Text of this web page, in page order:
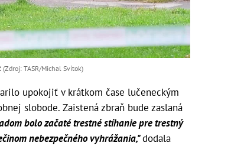
TASR/Michal Svítok)
upokojiť v krátkom čase lučeneckým
slobode. Zaistená zbraň bude zaslaná
bolo začaté trestné stíhanie pre trestný
nebezpečného vyhrážania,"dodala